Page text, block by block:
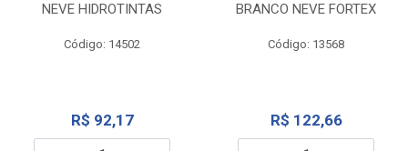
NEVE HIDROTINTAS
Código: 14502
R$ 92,17
BRANCO NEVE FORTEX
Código: 13568
R$ 122,66